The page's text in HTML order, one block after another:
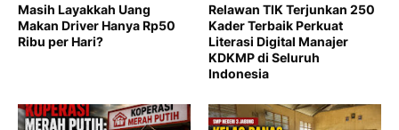
Masih Layakkah Uang
Makan Driver Hanya Rp50
Ribu per Hari?
Relawan TIK Terjunkan 250
Kader Terbaik Perkuat
Literasi Digital Manajer
KDKMP di Seluruh
Indonesia